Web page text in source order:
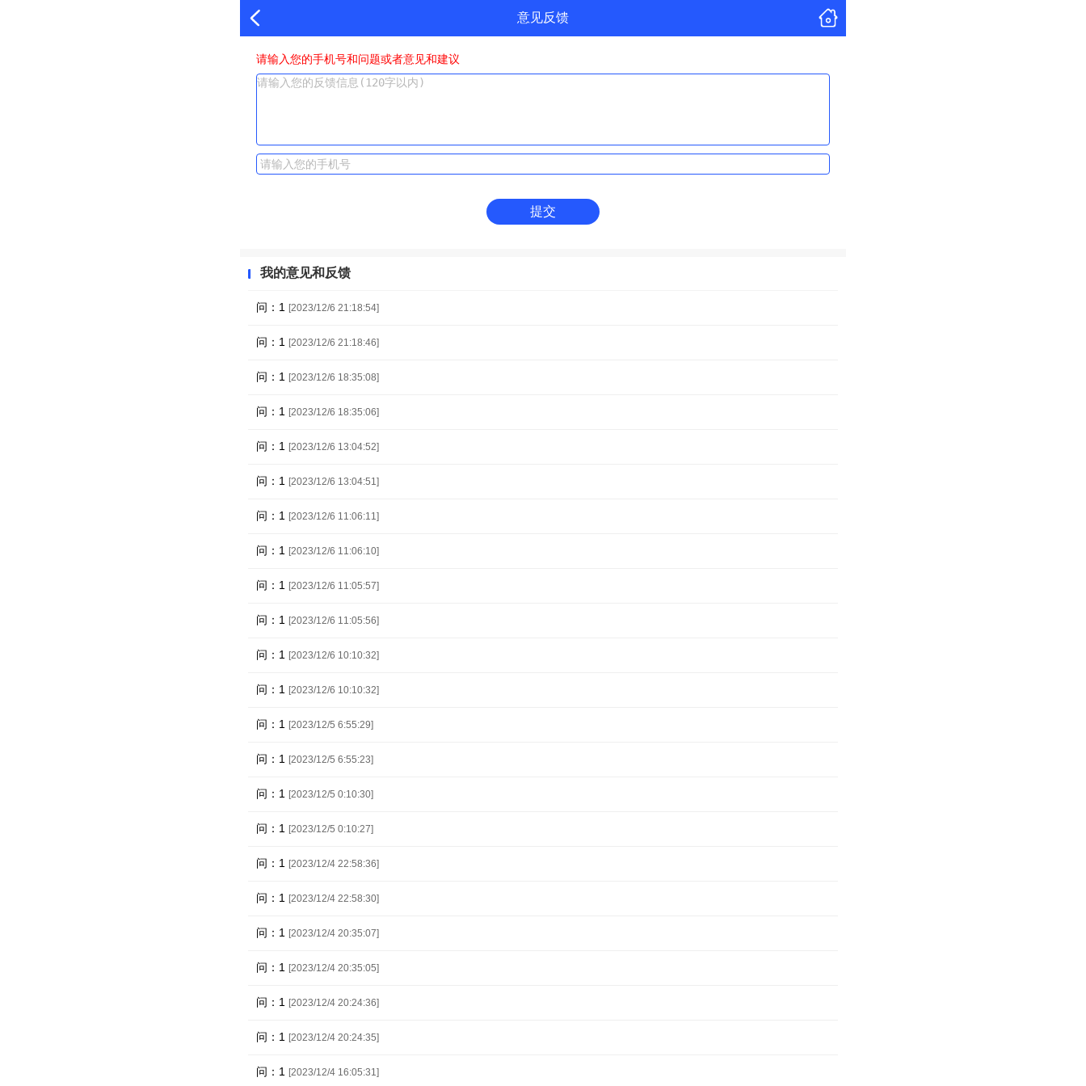
意见反馈
请输入您的手机号和问题或者意见和建议
提交
我的意见和反馈
问：1 [2023/12/6 21:18:54]
问：1 [2023/12/6 21:18:46]
问：1 [2023/12/6 18:35:08]
问：1 [2023/12/6 18:35:06]
问：1 [2023/12/6 13:04:52]
问：1 [2023/12/6 13:04:51]
问：1 [2023/12/6 11:06:11]
问：1 [2023/12/6 11:06:10]
问：1 [2023/12/6 11:05:57]
问：1 [2023/12/6 11:05:56]
问：1 [2023/12/6 10:10:32]
问：1 [2023/12/6 10:10:32]
问：1 [2023/12/5 6:55:29]
问：1 [2023/12/5 6:55:23]
问：1 [2023/12/5 0:10:30]
问：1 [2023/12/5 0:10:27]
问：1 [2023/12/4 22:58:36]
问：1 [2023/12/4 22:58:30]
问：1 [2023/12/4 20:35:07]
问：1 [2023/12/4 20:35:05]
问：1 [2023/12/4 20:24:36]
问：1 [2023/12/4 20:24:35]
问：1 [2023/12/4 16:05:31]